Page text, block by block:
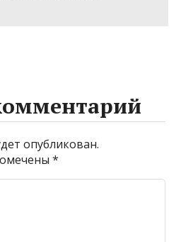
опубликован.
*